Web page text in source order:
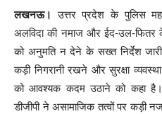
लखनऊ। उत्तर प्रदेश के पुलिस
अलविदा की नमाज और ईद-उल-फितर के
को अनुमति न देने के सख्त निर्देश
कड़ी निगरानी रखने और सुरक्षा
को आवश्यक कदम उठाने को कहा
डीजीपी ने असामाजिक तत्वों पर